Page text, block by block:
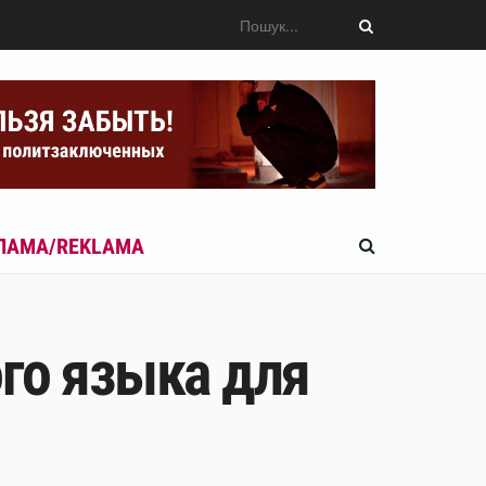
REKLAMA
языка для